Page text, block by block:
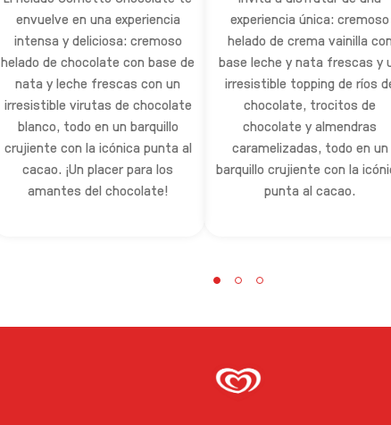
envuelve en una experiencia
intensa y deliciosa: cremoso
helado de chocolate con base de
nata y leche frescas con un
irresistible virutas de chocolate
blanco, todo en un barquillo
crujiente con la icónica punta al
cacao. ¡Un placer para los
amantes del chocolate!
experiencia única: cremoso
helado de crema vainilla con
base leche y nata frescas y
irresistible topping de ríos
chocolate, trocitos de
chocolate y almendras
caramelizadas, todo en un
barquillo crujiente con la
punta al cacao.